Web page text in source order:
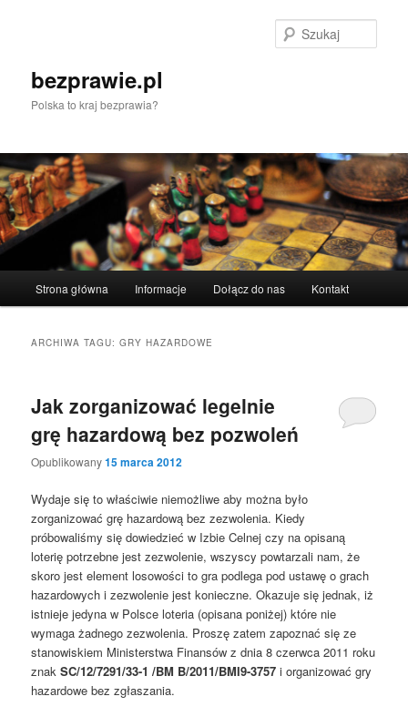
bezprawie.pl
Polska to kraj bezprawia?
Strona główna Informacje Dołącz do nas Kontakt
ARCHIWA TAGU:GRY HAZARDOWE
Jak zorganizować legelnie
grę hazardową bez pozwoleń
Opublikowany15 marca 2012
Wydaje się to właściwie niemożliwe aby można było
zorganizować grę hazardową bez zezwolenia. Kiedy
próbowaliśmy się dowiedzieć w Izbie Celnej czy na opisaną
loterię potrzebne jest zezwolenie, wszyscy powtarzali nam, że
skoro jest element losowości to gra podlega pod ustawę o grach
hazardowych i zezwolenie jest konieczne. Okazuje się jednak, iż
istnieje jedyna w Polsce loteria (opisana poniżej) które nie
wymaga żadnego zezwolenia. Proszę zatem zapoznać się ze
stanowiskiem Ministerstwa Finansów z dnia 8 czerwca 2011 roku
znakSC/12/7291/33-1 /BM B/2011/BMI9-3757 i organizować gry
hazardowe bez zgłaszania.